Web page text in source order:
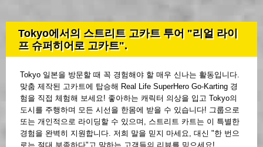
Tokyo에서의 스트리트 고카트 투어 "리얼 라이
프 슈퍼히어로 고카트".
Tokyo 일본을 방문할 때 꼭 경험해야 할 매우 신나는 활동입니다.
맞춤 제작된 고카트에 탑승해 Real Life SuperHero Go-Karting 경
험을 직접 체험해 보세요! 좋아하는 캐릭터 의상을 입고 Tokyo의
도시를 주행하며 모든 시선을 한몸에 받을 수 있습니다! 그룹으로
또는 개인적으로 라이딩할 수 있으며, 스트리트 카트는 이 특별한
경험을 완벽히 지원합니다. 저희 말을 믿지 마세요, 대신 "한 번으
로는 절대 부족하다"고 말하는 고객들의 리뷰를 믿으세요!